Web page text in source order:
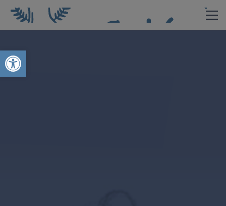
Abrir barra de herramientas